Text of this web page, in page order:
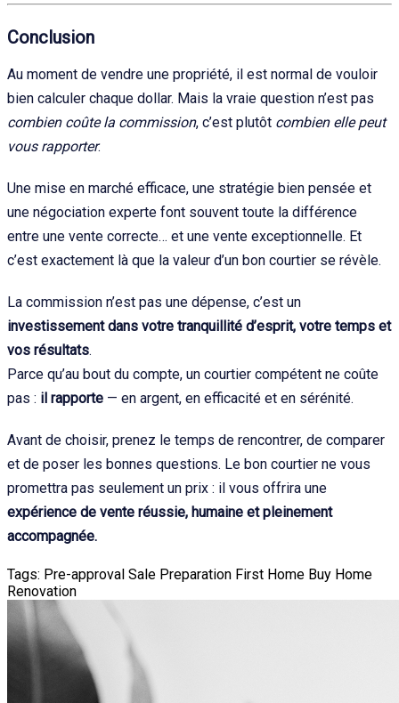
Conclusion
Au moment de vendre une propriété, il est normal de vouloir
bien calculer chaque dollar. Mais la vraie question n’est pas
combien coûte la commission, c’est plutôt combien elle peut
vous rapporter.
Une mise en marché efficace, une stratégie bien pensée et
une négociation experte font souvent toute la différence
entre une vente correcte… et une vente exceptionnelle. Et
c’est exactement là que la valeur d’un bon courtier se révèle.
La commission n’est pas une dépense, c’est un
investissement dans votre tranquillité d’esprit, votre temps et
vos résultats.
Parce qu’au bout du compte, un courtier compétent ne coûte
pas : il rapporte — en argent, en efficacité et en sérénité.
Avant de choisir, prenez le temps de rencontrer, de comparer
et de poser les bonnes questions. Le bon courtier ne vous
promettra pas seulement un prix : il vous offrira une
expérience de vente réussie, humaine et pleinement
accompagnée.
Tags: Pre-approval Sale Preparation First Home Buy Home
Renovation